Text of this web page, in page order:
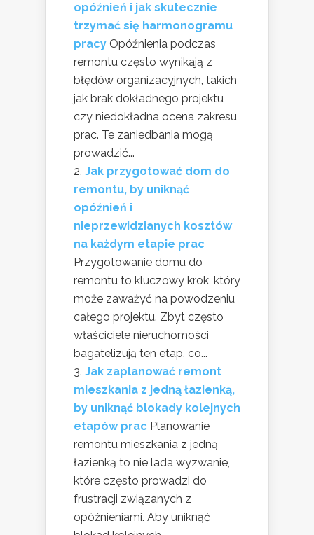
opóźnień i jak skutecznie
trzymać się harmonogramu
pracy Opóźnienia podczas
remontu często wynikają z
błędów organizacyjnych, takich
jak brak dokładnego projektu
czy niedokładna ocena zakresu
prac. Te zaniedbania mogą
prowadzić...
Jak przygotować dom do
remontu, by uniknąć
opóźnień i
nieprzewidzianych kosztów
na każdym etapie prac
Przygotowanie domu do
remontu to kluczowy krok, który
może zaważyć na powodzeniu
całego projektu. Zbyt często
właściciele nieruchomości
bagatelizują ten etap, co...
Jak zaplanować remont
mieszkania z jedną łazienką,
by uniknąć blokady kolejnych
etapów prac Planowanie
remontu mieszkania z jedną
łazienką to nie lada wyzwanie,
które często prowadzi do
frustracji związanych z
opóźnieniami. Aby uniknąć